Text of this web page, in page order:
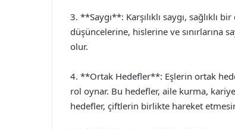
3. **Saygı**: Karşılıklı saygı,
düşüncelerine, hislerine ve sınırlarına
olur.
4. **Ortak Hedefler**: Eşlerin ortak
rol oynar. Bu hedefler, aile kurma,
hedefler, çiftlerin birlikte hareket